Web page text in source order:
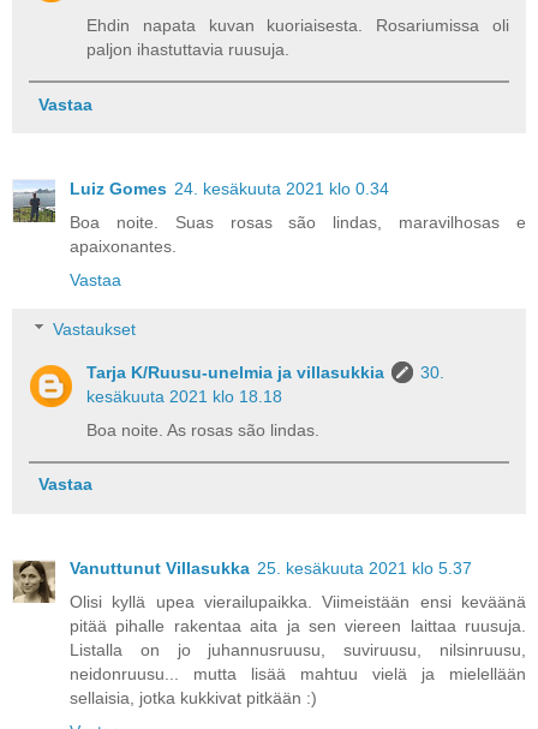
Ehdin napata kuvan kuoriaisesta. Rosariumissa oli
paljon ihastuttavia ruusuja.
Vastaa
Luiz Gomes 24. kesäkuuta 2021 klo 0.34
Boa noite. Suas rosas são lindas, maravilhosas e
apaixonantes.
Vastaa
Vastaukset
Tarja K/Ruusu-unelmia ja villasukkia
30.
kesäkuuta 2021 klo 18.18
Boa noite. As rosas são lindas.
Vastaa
Vanuttunut Villasukka 25. kesäkuuta 2021 klo 5.37
Olisi kyllä upea vierailupaikka. Viimeistään ensi keväänä
pitää pihalle rakentaa aita ja sen viereen laittaa ruusuja.
Listalla on jo juhannusruusu, suviruusu, nilsinruusu,
neidonruusu... mutta lisää mahtuu vielä ja mielellään
sellaisia, jotka kukkivat pitkään :)